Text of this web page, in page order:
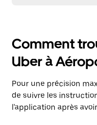
Comment
Uber à
Pour une précision
de suivre les
l'application après